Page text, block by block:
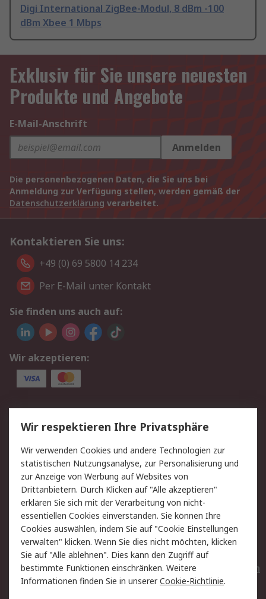
Digi International ZigBee-Modul, 8 dBm -100
dBm Xbee 1 Mbps
Exklusiv für Sie unsere neuesten
Produkte und Angebote
E-Mail-Anschrift
Anmelden
Die personenbezogenen Daten, die Sie uns bei
Anmeldung zur Verfügung stellen, werden gemäß der
Datenschutzerklärung verarbeitet.
Kontaktieren Sie uns:
+49 (0) 69 5800 14 234
Per E-Mail unter Kontakt
Sie finden uns auch auf:
Wir akzeptieren:
Service
Value Added Services
Lieferlösungen
Rücksendungen
Kontakt
Hilfe
Privatkunden
Rechtliches
AGB
Datenschutz
Cookie-Richtlinie
Zahlungsbedingungen
Copyright/Impressum
Entsorgung
Elektrogeräte/Batterien
Wir respektieren Ihre Privatsphäre
Wir verwenden Cookies und andere Technologien zur
statistischen Nutzungsanalyse, zur Personalisierung und
zur Anzeige von Werbung auf Websites von
Drittanbietern. Durch Klicken auf "Alle akzeptieren"
erklären Sie sich mit der Verarbeitung von nicht-
essentiellen Cookies einverstanden. Sie können Ihre
Cookies auswählen, indem Sie auf "Cookie Einstellungen
verwalten" klicken. Wenn Sie dies nicht möchten, klicken
Sie auf "Alle ablehnen". Dies kann den Zugriff auf
bestimmte Funktionen einschränken. Weitere
Informationen finden Sie in unsererCookie-Richtlinie.